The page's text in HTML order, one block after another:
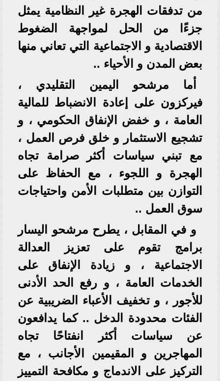
من تدفقات الهجرة غير النظامية يمثل
جزءًا من الحل لمواجهة الضغوط
الاقتصادية و الاجتماعية التي تعاني منها
بعض المدن و الأحياء ..
أما مرشحو اليمين التقليدي ،
فيركزون على إعادة الانضباط للمالية
العامة ، و خفض الإنفاق الحكومي ، و
تشجيع الاستثمار و خلق فرص العمل ،
مع تبني سياسات أكثر صرامة تجاه
الهجرة و اللجوء ، مع الحفاظ على
التوازن بين متطلبات الأمن واحتياجات
سوق العمل ..
و في المقابل ، يطرح مرشحو اليسار
برامج تقوم على تعزيز العدالة
الاجتماعية ، و زيادة الإنفاق على
الخدمات العامة ، و رفع الحد الأدنى
للأجور ، و تخفيف الأعباء الضريبية عن
الفئات محدودة الدخل .. كما يدافعون
عن سياسات أكثر انفتاحًا تجاه
المهاجرين و المقيمين الأجانب ، مع
التركيز على الاندماج و مكافحة التمييز